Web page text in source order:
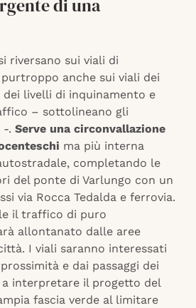
di una
riversano sui viali di
anche sui viali dei
livelli di inquinamento e
– sottolineano gli
-. Serve una circonvallazione
ma più interna
completando le
del ponte di Varlungo con un
via Rocca Tedalda e ferrovia.
il traffico di puro
allontanato dalle aree
I viali saranno interessati
e dai passaggi dei
interpretare il progetto del
fascia verde al limitare